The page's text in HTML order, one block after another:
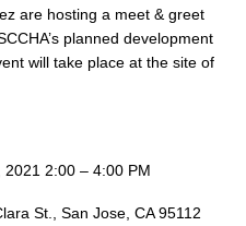
search
are hosting a meet & greet
planned development
will take place at the site of
2:00 – 4:00 PM
St., San Jose, CA 95112